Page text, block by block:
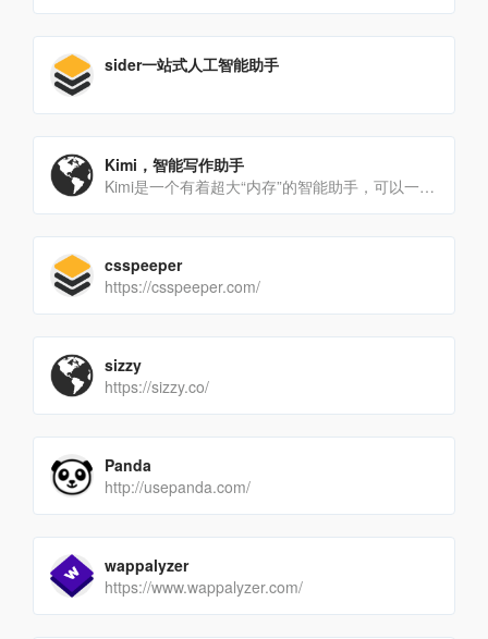
sider一站式人工智能助手
Kimi，智能写作助手
Kimi是一个有着超大“内存”的智能助手，可以一口气读完二十万字的小说，还会上网冲浪，快来跟他聊聊吧
csspeeper
https://csspeeper.com/
sizzy
https://sizzy.co/
Panda
http://usepanda.com/
wappalyzer
https://www.wappalyzer.com/